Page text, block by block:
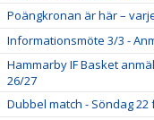
Poängkronan är här –
Informationsmöte 3/3 -
Hammarby IF Basket
26/27
Dubbel match - Söndag